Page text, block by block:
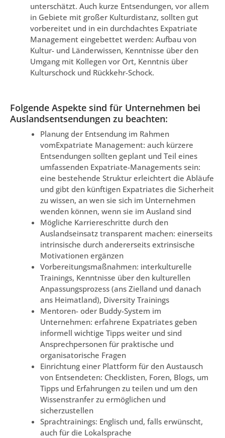
unterschätzt. Auch kurze Entsendungen, vor allem
in Gebiete mit großer Kulturdistanz, sollten gut
vorbereitet und in ein durchdachtes Expatriate
Management eingebettet werden: Aufbau von
Kultur- und Länderwissen, Kenntnisse über den
Umgang mit Kollegen vor Ort, Kenntnis über
Kulturschock und Rückkehr-Schock.
Folgende Aspekte sind für Unternehmen bei
Auslandsentsendungen zu beachten:
Planung der Entsendung im Rahmen
vomExpatriate Management: auch kürzere
Entsendungen sollten geplant und Teil eines
umfassenden Expatriate-Managements sein:
eine bestehende Struktur erleichtert die Abläufe
und gibt den künftigen Expatriates die Sicherheit
zu wissen, an wen sie sich im Unternehmen
wenden können, wenn sie im Ausland sind
Mögliche Karriereschritte durch den
Auslandseinsatz transparent machen: einerseits
intrinsische durch andererseits extrinsische
Motivationen ergänzen
Vorbereitungsmaßnahmen: interkulturelle
Trainings, Kenntnisse über den kulturellen
Anpassungsprozess (ans Zielland und danach
ans Heimatland), Diversity Trainings
Mentoren- oder Buddy-System im
Unternehmen: erfahrene Expatriates geben
informell wichtige Tipps weiter und sind
Ansprechpersonen für praktische und
organisatorische Fragen
Einrichtung einer Plattform für den Austausch
von Entsendeten: Checklisten, Foren, Blogs, um
Tipps und Erfahrungen zu teilen und um den
Wissenstranfer zu ermöglichen und
sicherzustellen
Sprachtrainings: Englisch und, falls erwünscht,
auch für die Lokalsprache